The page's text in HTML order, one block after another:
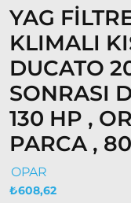
Kartal
Fiat
Ducato
Ducato
2001
Modeller
Ducato
2001 –
YAG
KLIMALI
DUCATO
SONRASI
130 HP ,
PARCA ,
OPAR
₺608,62